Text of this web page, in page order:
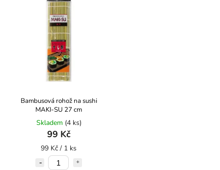
Nejdražší
Abecedně
Bambusová rohož na sushi
MAKI-SU 27 cm
Skladem (4 ks)
99 Kč
99 Kč / 1 ks